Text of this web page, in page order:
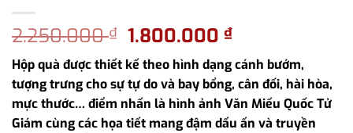
2.250.000₫ Giá
gốc
là:
2.250.000 ₫.
1.800.000₫Giá
hiện
tại
là:
1.800.000 ₫.
Hộp quà được thiết kế theo hình dạng cánh bướm,
tượng trưng cho sự tự do và bay bổng, cân đối, hài hòa,
mực thước… điểm nhấn là hình ảnh Văn Miếu Quốc Tử
Giám cùng các họa tiết mang đậm dấu ấn và truyền